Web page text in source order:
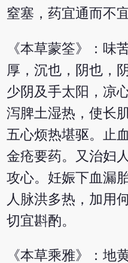
窒塞，药宜通而不
《本草蒙筌》：味
厚，沉也，阴也，
少阴及手太阳，凉
泻脾土湿热，使长
五心烦热堪驱。止
金疮要药。又治妇
攻心。妊娠下血漏
人脉洪多热，加用
切宜斟酌。
《本草乘雅》：地